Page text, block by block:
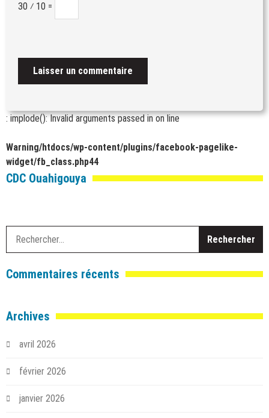
30 ⁄ 10 =
: implode(): Invalid arguments passed inon line
Warning/htdocs/wp-content/plugins/facebook-pagelike-
widget/fb_class.php44
CDC Ouahigouya
Commentaires récents
Archives
avril 2026
février 2026
janvier 2026